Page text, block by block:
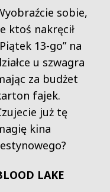
sobie,
ktoś nakręcił
13-go” na
u szwagra
za budżet
fajek.
już tę
kina
LAKE